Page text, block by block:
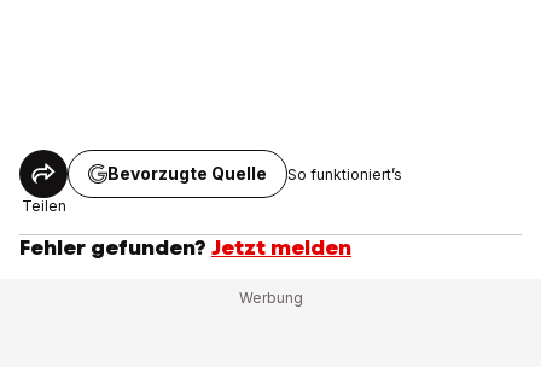
Teilen
Bevorzugte Quelle So funktioniert’s
Fehler gefunden? Jetzt melden